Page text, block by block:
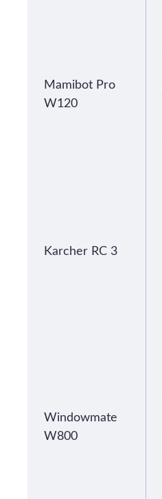
Mamibot Pro
W120
Karcher RC 3
Windowmate
W800